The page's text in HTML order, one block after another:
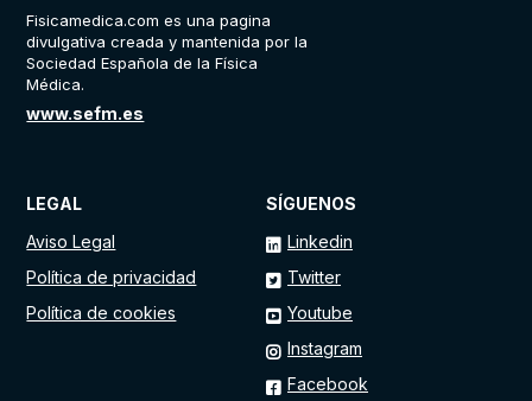
Fisicamedica.com es una pagina
divulgativa creada y mantenida por la
Sociedad Española de la Física
Médica.
www.sefm.es
SÍGUENOS
Linkedin
Twitter
Youtube
Instagram
Facebook
LEGAL
Aviso Legal
Política de privacidad
Política de cookies